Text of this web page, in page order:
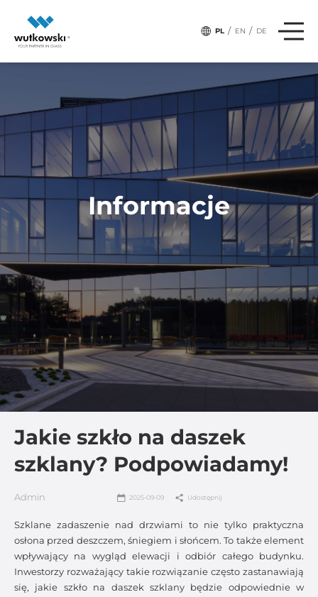
PL / EN / DE
Informacje
Jakie szkło na daszek
szklany? Podpowiadamy!
Admin 2025-09-09 Udostępnij
Szklane zadaszenie nad drzwiami to nie tylko praktyczna
osłona przed deszczem, śniegiem i słońcem. To także element
wpływający na wygląd elewacji i odbiór całego budynku.
Inwestorzy rozważający takie rozwiązanie często zastanawiają
się, jakie szkło na daszek szklany będzie odpowiednie w